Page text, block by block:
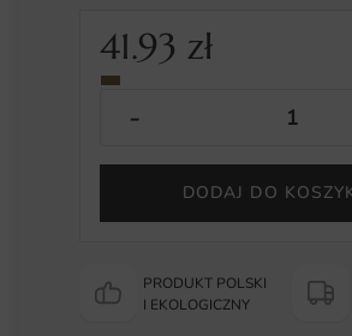
41.93zł
DODAJ DO
PRODUKT POLSKI
I EKOLOGICZNY